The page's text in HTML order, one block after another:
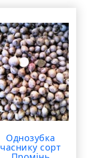
Однозубка
часнику сорт